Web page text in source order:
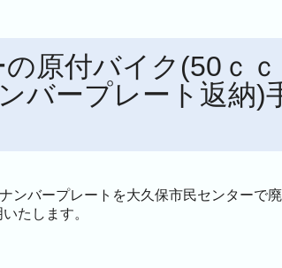
原付バイク(50ｃ
バープレート返納)
ンバープレートを大久保市民センターで
たします。